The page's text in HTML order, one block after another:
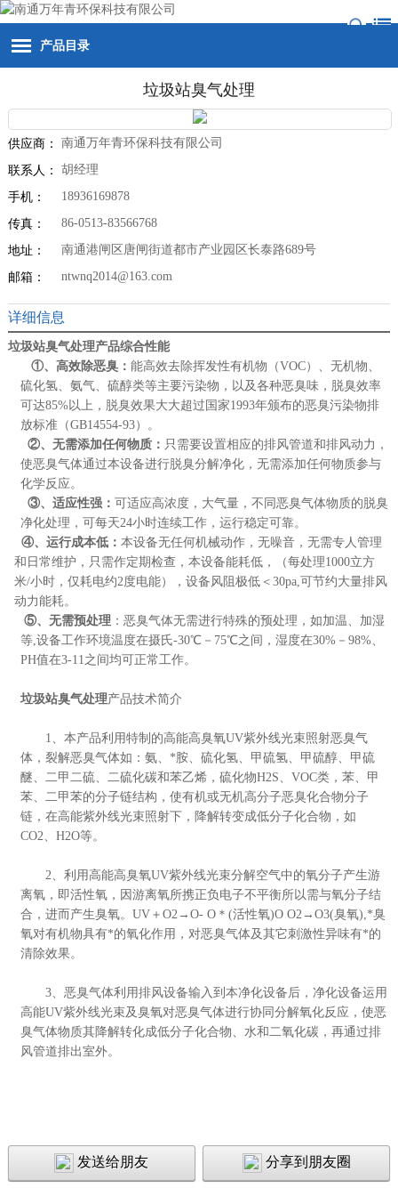
产品目录
垃圾站臭气处理
供应商： 南通万年青环保科技有限公司
联系人： 胡经理
手机： 18936169878
传真： 86-0513-83566768
地址： 南通港闸区唐闸街道都市产业园区长泰路689号
邮箱： ntwnq2014@163.com
详细信息
垃圾站臭气处理产品综合性能
①、高效除恶臭： 能高效去除挥发性有机物（VOC）、无机物、
硫化氢、氨气、硫醇类等主要污染物，以及各种恶臭味，脱臭效率
可达85%以上，脱臭效果大大超过国家1993年颁布的恶臭污染物排
放标准（GB14554-93） 。
②、无需添加任何物质： 只需要设置相应的排风管道和排风动力，
使恶臭气体通过本设备进行脱臭分解净化，无需添加任何物质参与
化学反应。
③、适应性强： 可适应高浓度，大气量，不同恶臭气体物质的脱臭
净化处理，可每天24小时连续工作，运行稳定可靠。
④、运行成本低： 本设备无任何机械动作，无噪音，无需专人管理
和日常维护，只需作定期检查，本设备能耗低，（每处理1000立方
米/小时，仅耗电约2度电能），设备风阻极低＜30pa,可节约大量排风
动力能耗。
⑤、无需预处理：恶臭气体无需进行特殊的预处理，如加温、加湿
等,设备工作环境温度在摄氏-30℃－ 75℃之间，湿度在30%－ 98%、
PH值在3-11之间均可正常工作。
垃圾站臭气处理产品技术简介
1、本产品利用特制的高能高臭氧UV紫外线光束照射恶臭气
体，裂解恶臭气体如：氨、*胺、硫化氢、甲硫氢、甲硫醇、甲硫
醚、二甲二硫、二硫化碳和苯乙烯，硫化物H2S、VOC类，苯、甲
苯、二甲苯的分子链结构，使有机或无机高分子恶臭化合物分子
链，在高能紫外线光束照射下，降解转变成低分子化合物，如
CO2、H2O等。
2、 利用高能高臭氧UV紫外线光束分解空气中的氧分子产生游
离氧，即活性氧，因游离氧所携正负电子不平衡所以需与氧分子结
合，进而产生臭氧。UV＋O2→O- O＊(活性氧)O O2→O3(臭氧),*臭
氧对有机物具有*的氧化作用，对恶臭气体及其它刺激性异味有*的
清除效果。
3、恶臭气体利用排风设备输入到本净化设备后，净化设备运用
高能UV紫外线光束及臭氧对恶臭气体进行协同分解氧化反应，使恶
臭气体物质其降解转化成低分子化合物、水和二氧化碳，再通过排
风管道排出室外。
发送给朋友 分享到朋友圈